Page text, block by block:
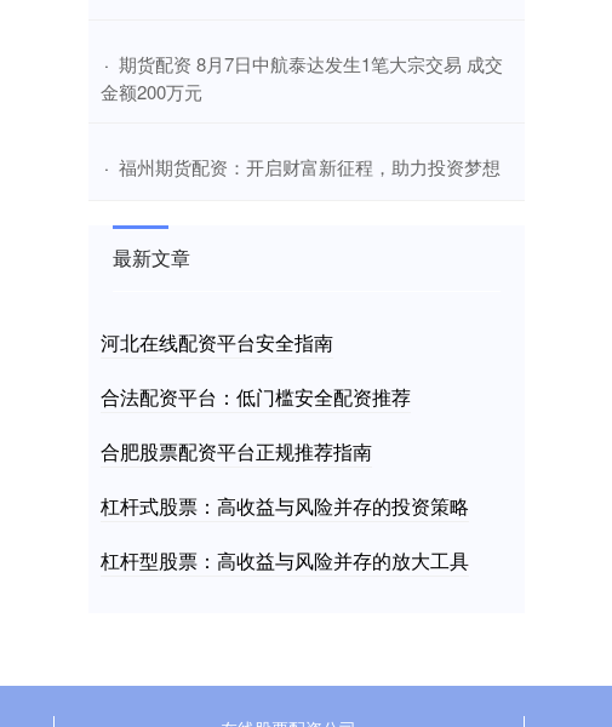
· ​期货配资 8月7日中航泰达发生1笔大宗交易 成交
金额200万元
· ​福州期货配资：开启财富新征程，助力投资梦想
最新文章
河北在线配资平台安全指南
合法配资平台：低门槛安全配资推荐
合肥股票配资平台正规推荐指南
杠杆式股票：高收益与风险并存的投资策略
杠杆型股票：高收益与风险并存的放大工具